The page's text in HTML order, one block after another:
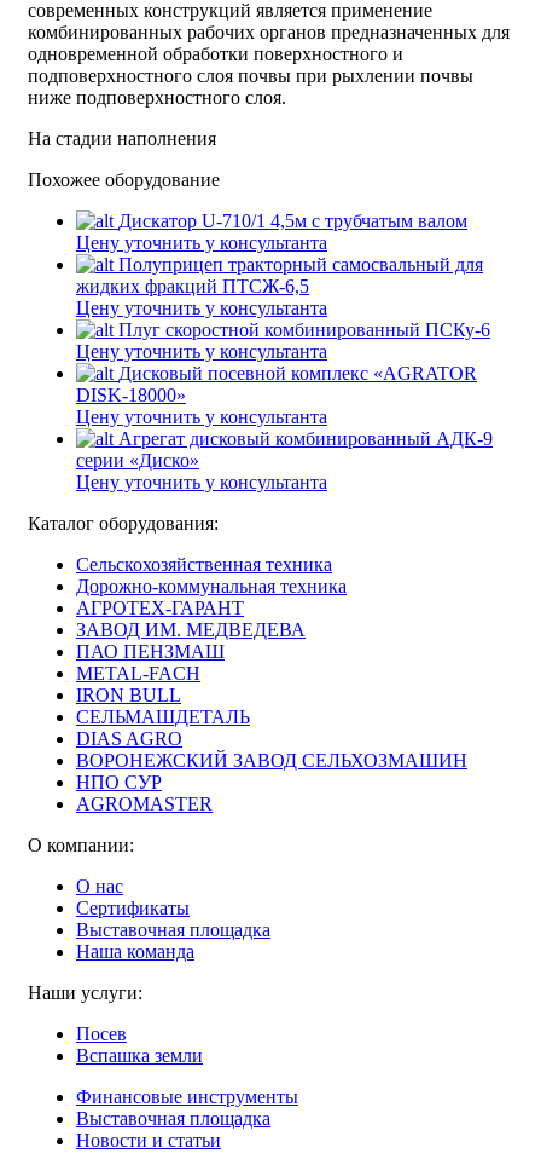
современных конструкций является применение
комбинированных рабочих органов предназначенных для
одновременной обработки поверхностного и
подповерхностного слоя почвы при рыхлении почвы
ниже подповерхностного слоя.
На стадии наполнения
Похожее оборудование
Дискатор U-710/1 4,5м с трубчатым валом
Цену уточнить у консультанта
Полуприцеп тракторный самосвальный для
жидких фракций ПТСЖ-6,5
Цену уточнить у консультанта
Плуг скоростной комбинированный ПСКу-6
Цену уточнить у консультанта
Дисковый посевной комплекс «AGRATOR
DISK-18000»
Цену уточнить у консультанта
Агрегат дисковый комбинированный АДК-9
серии «Диско»
Цену уточнить у консультанта
Каталог оборудования:
Сельскохозяйственная техника
Дорожно-коммунальная техника
АГРОТЕХ-ГАРАНТ
ЗАВОД ИМ. МЕДВЕДЕВА
ПАО ПЕНЗМАШ
METAL-FACH
IRON BULL
СЕЛЬМАШДЕТАЛЬ
DIAS AGRO
ВОРОНЕЖСКИЙ ЗАВОД СЕЛЬХОЗМАШИН
НПО СУР
AGROMASTER
О компании:
О нас
Сертификаты
Выставочная площадка
Наша команда
Наши услуги:
Посев
Вспашка земли
Финансовые инструменты
Выставочная площадка
Новости и статьи